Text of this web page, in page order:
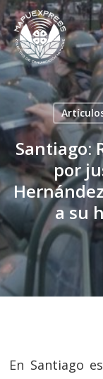
Skip
to
main
content
Santiago:
por
a su
En Santiago